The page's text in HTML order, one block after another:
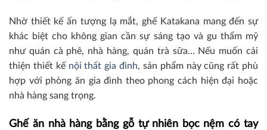
Nhờ thiết kế ấn tượng lạ mắt, ghế Katakana mang đến sự
khác biệt cho không gian cần sự sáng tạo và gu thẩm mỹ
như quán cà phê, nhà hàng, quán trà sữa… Nếu muốn cải
thiện thiết kế nội thất gia đình, sản phẩm này cũng rất phù
hợp với phòng ăn gia đình theo phong cách hiện đại hoặc
nhà hàng sang trọng.
Ghế ăn nhà hàng bằng gỗ tự nhiên bọc nệm có tay